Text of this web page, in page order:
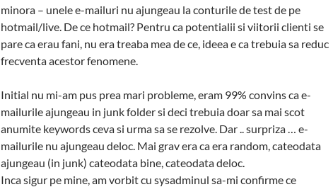
minora – unele e-mailuri nu ajungeau la conturile de test de pe
hotmail/live. De ce hotmail? Pentru ca potentialii si viitorii clienti se
pare ca erau fani, nu era treaba mea de ce, ideea e ca trebuia sa reduc
frecventa acestor fenomene.
Initial nu mi-am pus prea mari probleme, eram 99% convins ca e-
mailurile ajungeau in junk folder si deci trebuia doar sa mai scot
anumite keywords ceva si urma sa se rezolve. Dar .. surpriza … e-
mailurile nu ajungeau deloc. Mai grav era ca era random, cateodata
ajungeau (in junk) cateodata bine, cateodata deloc.
Inca sigur pe mine, am vorbit cu sysadminul sa-mi confirme ce